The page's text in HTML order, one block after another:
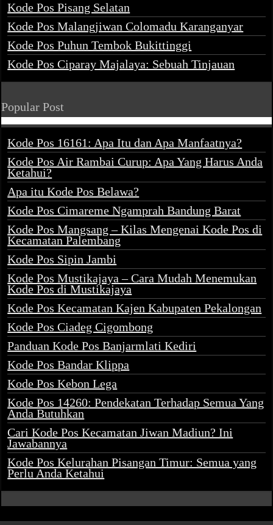
Kode Pos Pisang Selatan
Kode Pos Malangjiwan Colomadu Karanganyar
Kode Pos Puhun Tembok Bukittinggi
Kode Pos Ciparay Majalaya: Sebuah Tinjauan
Popular Post
Kode Pos 16161: Apa Itu dan Apa Manfaatnya?
Kode Pos Air Rambai Curup: Apa Yang Harus Anda
Ketahui?
Apa itu Kode Pos Belawa?
Kode Pos Cimareme Ngamprah Bandung Barat
Kode Pos Mangsang – Kilas Mengenai Kode Pos di
Kecamatan Palembang
Kode Pos Sipin Jambi
Kode Pos Mustikajaya – Cara Mudah Menemukan
Kode Pos di Mustikajaya
Kode Pos Kecamatan Kajen Kabupaten Pekalongan
Kode Pos Ciadeg Cigombong
Panduan Kode Pos Banjarmlati Kediri
Kode Pos Bandar Klippa
Kode Pos Kebon Lega
Kode Pos 14260: Pendekatan Terhadap Semua Yang
Anda Butuhkan
Cari Kode Pos Kecamatan Jiwan Madiun? Ini
Jawabannya
Kode Pos Kelurahan Pisangan Timur: Semua yang
Perlu Anda Ketahui